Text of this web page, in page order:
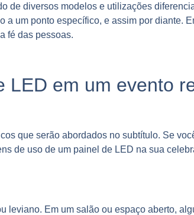
de diversos modelos e utilizações
um ponto específico, e assim por diante.
fé das pessoas.
LED em um evento
que serão abordados no subtítulo. Se
de uso de um painel de LED na sua
leviano. Em um salão ou espaço aberto,